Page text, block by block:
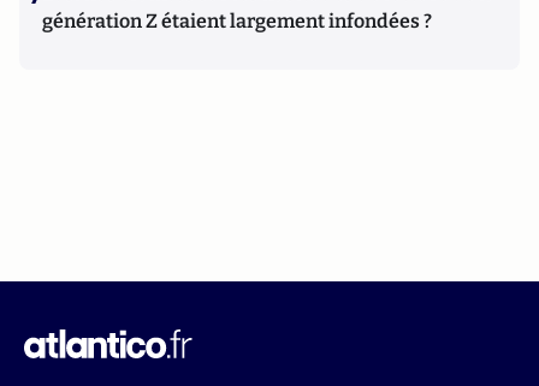
génération Z étaient largement infondées ?